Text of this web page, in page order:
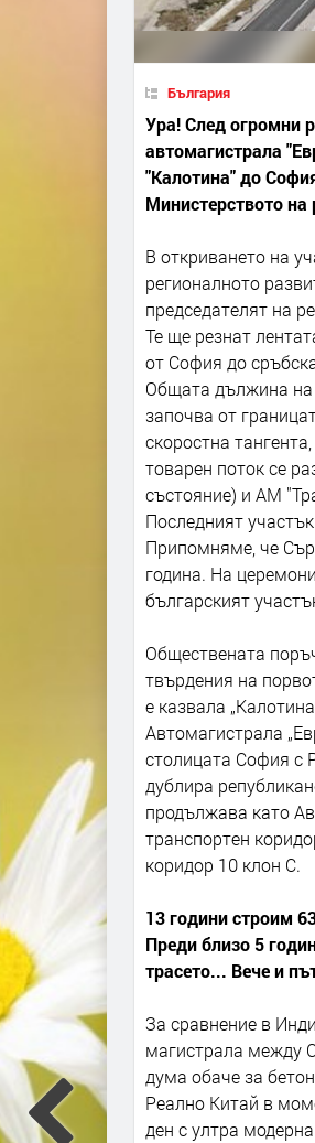
България
Ура! След огромни
автомагистрала
"Калотина" до
Министерството на
В откриването на
регионалното
председателят на
Те ще резнат
от София до
Общата дължина на
започва от
скоростна
товарен поток се
състояние) и АМ
Последният
Припомняме, че
година. На
българският
Обществената
твърдения на
е казвала
Автомагистрала
столицата София с
дублира
продължава като
транспортен
коридор 10 клон C.
13 години строим
Преди близо 5
трасето... Вече и
За сравнение в
магистрала между
дума обаче за
Реално Китай в
ден с ултра